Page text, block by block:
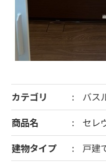
カテゴリ
バス
商品名
セレ
建物タイプ
戸建